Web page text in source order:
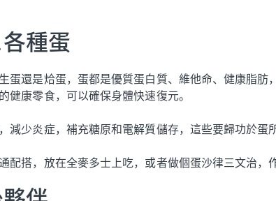
種蛋
蛋還是烚蛋，蛋都是優質蛋白質、維他命、健康脂肪
康零食，可以確保身體快速復元。
少炎症，補充糖原和電解質儲存，這些要歸功於蛋
搭，放在全麥多士上吃，或者做個蛋沙律三文治，